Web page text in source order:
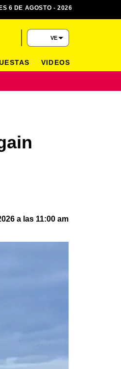
a las 11:00 am
6 DE AGOSTO - 2026
VE
VIDEOS